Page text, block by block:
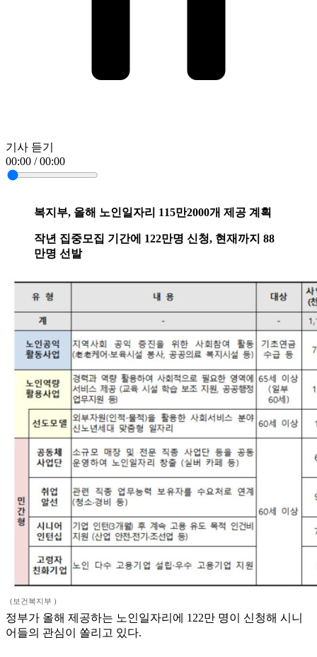
기사 듣기
00:00 / 00:00
복지부, 올해 노인일자리 115만2000개 제공 계획
작년 집중모집 기간에 122만명 신청, 현재까지 88
만명 선발
(보건복지부 )
정부가 올해 제공하는 노인일자리에 122만 명이 신청해 시니
어들의 관심이 쏠리고 있다.